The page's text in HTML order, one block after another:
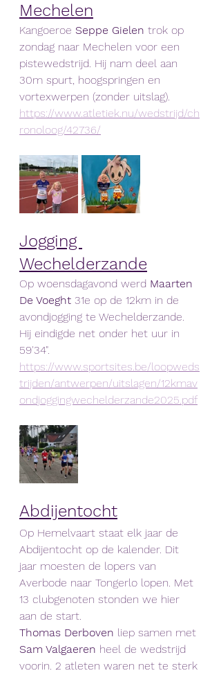
Mechelen
Kangoeroe Seppe Gielen trok op
zondag naar Mechelen voor een
pistewedstrijd. Hij nam deel aan
30m spurt, hoogspringen en
vortexwerpen (zonder uitslag).
https://www.atletiek.nu/wedstrijd/ch
ronoloog/42736/
Jogging
Wechelderzande
Op woensdagavond werd Maarten
De Voeght 31e op de 12km in de
avondjogging te Wechelderzande.
Hij eindigde net onder het uur in
59'34".
https://www.sportsites.be/loopweds
trijden/antwerpen/uitslagen/12kmav
ondjoggingwechelderzande2025.pdf
Abdijentocht
Op Hemelvaart staat elk jaar de
Abdijentocht op de kalender. Dit
jaar moesten de lopers van
Averbode naar Tongerlo lopen. Met
13 clubgenoten stonden we hier
aan de start.
Thomas Derboven liep samen met
Sam Valgaeren heel de wedstrijd
voorin. 2 atleten waren net te sterk